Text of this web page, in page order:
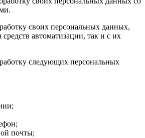
своих персональных данных,
средств автоматизации, так и с их
следующих персональных
почты;